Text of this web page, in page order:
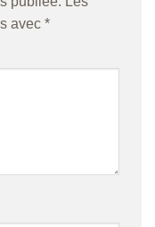
avec *